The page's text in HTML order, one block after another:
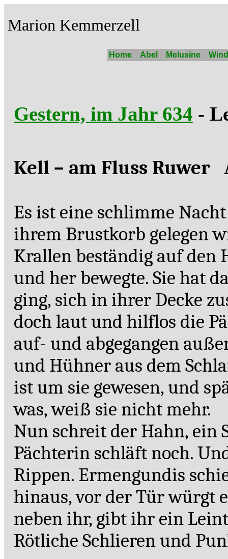
Marion Kemmerzell
Home Abel Melusine
Gestern, im Jahr 634 -
Kell – am Fluss Ruwer
Es ist eine schlimme
ihrem Brustkorb gelegen
Krallen beständig auf den
und her bewegte. Sie hat
ging, sich in ihrer Decke
doch laut und hilflos die
auf- und abgegangen
und Hühner aus dem
ist um sie gewesen, und
was, weiß sie nicht mehr.
Nun schreit der Hahn, ein
Pächterin schläft noch.
Rippen. Ermengundis
hinaus, vor der Tür würgt
neben ihr, gibt ihr ein
Rötliche Schlieren und